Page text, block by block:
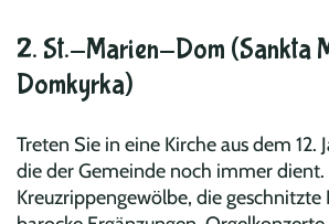
2. St.-Marien-Dom (Sankta
Domkyrka)
Treten Sie in eine Kirche aus dem 12.
die der Gemeinde noch immer
Kreuzrippengewölbe, die geschnitzte